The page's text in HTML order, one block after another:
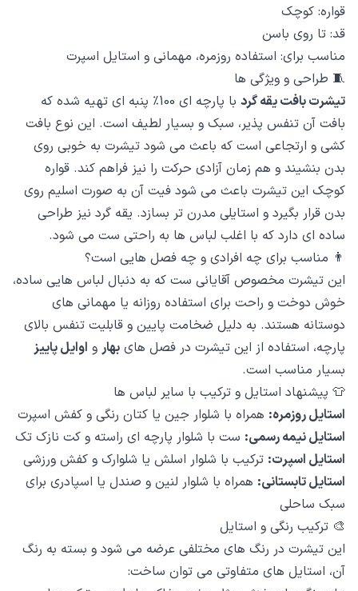
قواره: کوچک
قد: تا روی باسن
مناسب برای: استفاده روزمره، مهمانی و استایل اسپرت
🧵 طراحی و ویژگی ها
تیشرت بافت یقه گرد
با پارچه ای 100٪ پنبه ای تهیه شده که
بافت آن تنفس پذیر، سبک و بسیار لطیف است. این نوع بافت
کشی و ارتجاعی است که باعث می شود تیشرت به خوبی روی
بدن بنشیند و هم زمان آزادی حرکت را نیز فراهم کند. قواره
کوچک این تیشرت باعث می شود فیت آن به صورت اسلیم روی
بدن قرار بگیرد و استایلی مدرن تر بسازد. یقه گرد نیز طراحی
ساده ای دارد که با اغلب لباس ها به راحتی ست می شود.
👨 مناسب برای چه افرادی و چه فصل هایی است؟
این تیشرت مخصوص آقایانی ست که به دنبال لباس هایی ساده،
خوش دوخت و راحت برای استفاده روزانه یا مهمانی های
دوستانه هستند. به دلیل ضخامت پایین و قابلیت تنفس بالای
پارچه، استفاده از این تیشرت در فصل های بهار و اوایل پاییز
بسیار مناسب است.
👕 پیشنهاد استایل و ترکیب با سایر لباس ها
استایل روزمره: همراه با شلوار جین یا کتان رنگی و کفش اسپرت
استایل نیمه رسمی: ست با شلوار پارچه ای راسته و کت نازک تک
استایل اسپرت: ترکیب با شلوار اسلش یا شلوارک و کفش ورزشی
استایل تابستانی: همراه با شلوار لنین و صندل یا اسپادری برای
سبک ساحلی
🎨 ترکیب رنگی و استایل
این تیشرت در رنگ های مختلفی عرضه می شود و بسته به رنگ
آن، استایل های متفاوتی می توان ساخت: